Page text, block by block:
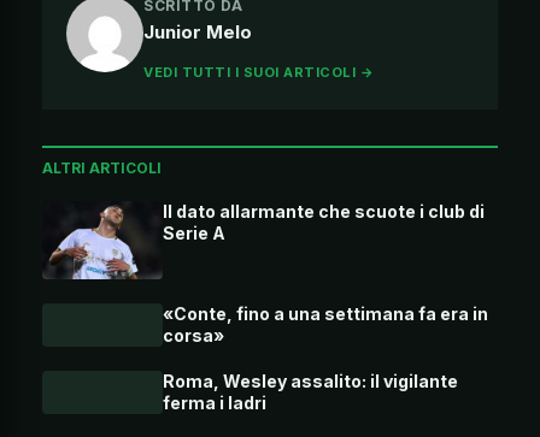
SCRITTO DA
Junior Melo
VEDI TUTTI I SUOI ARTICOLI →
ALTRI ARTICOLI
Il dato allarmante che scuote i club di
Serie A
«Conte, fino a una settimana fa era in
corsa»
Roma, Wesley assalito: il vigilante
ferma i ladri